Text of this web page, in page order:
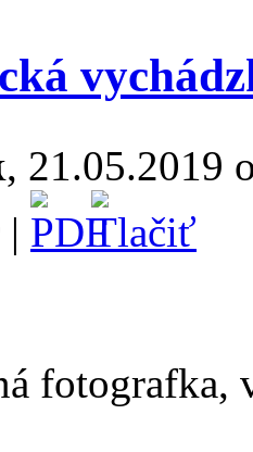
21.05.2019
fotografka,